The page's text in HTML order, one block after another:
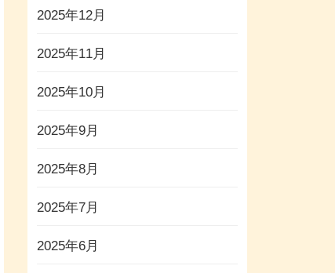
2025年12月
2025年11月
2025年10月
2025年9月
2025年8月
2025年7月
2025年6月